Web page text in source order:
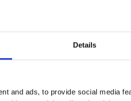
Details
and ads, to provide social media
poate. Și pentru că are
boemă discretă. Stilul ei
(cu gust, cu alegeri subtile, dar
nu vorbește des despre ea, dar
care te surprinde. Plimbările
prin care își limpezește
zi ritmul de care au nevoie.
din mintea ei.